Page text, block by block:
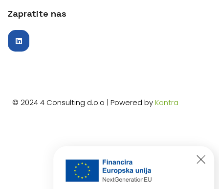
Zapratite nas
© 2024 4 Consulting d.o.o | Powered byKontra